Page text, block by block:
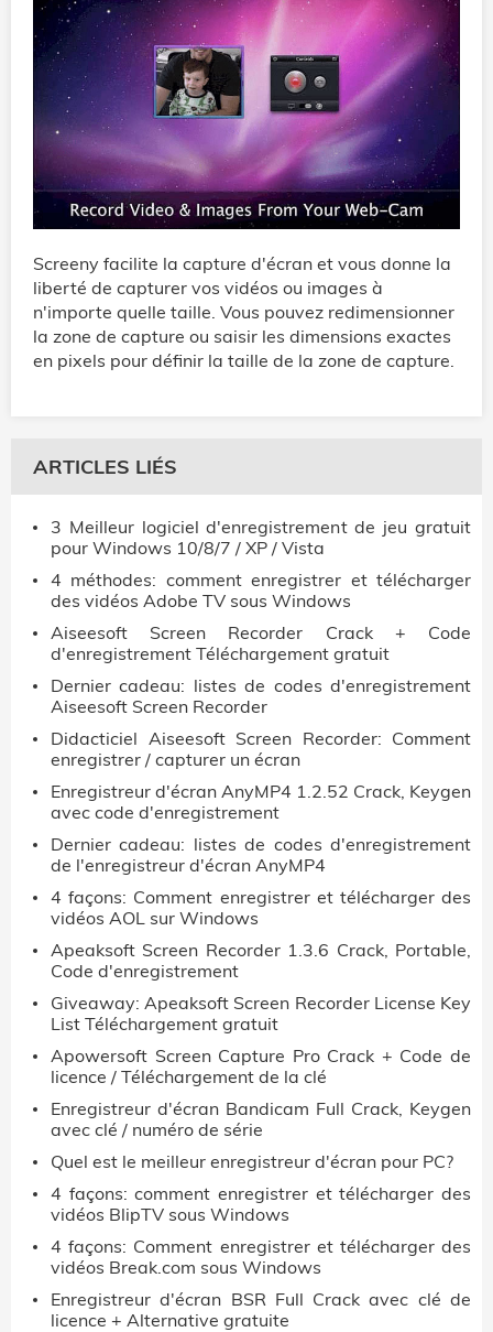
Screeny facilite la capture d'écran et vous donne la
liberté de capturer vos vidéos ou images à
n'importe quelle taille. Vous pouvez redimensionner
la zone de capture ou saisir les dimensions exactes
en pixels pour définir la taille de la zone de capture.
ARTICLES LIÉS
3 Meilleur logiciel d'enregistrement de jeu gratuit
pour Windows 10/8/7 / XP / Vista
4 méthodes: comment enregistrer et télécharger
des vidéos Adobe TV sous Windows
Aiseesoft Screen Recorder Crack + Code
d'enregistrement Téléchargement gratuit
Dernier cadeau: listes de codes d'enregistrement
Aiseesoft Screen Recorder
Didacticiel Aiseesoft Screen Recorder: Comment
enregistrer / capturer un écran
Enregistreur d'écran AnyMP4 1.2.52 Crack, Keygen
avec code d'enregistrement
Dernier cadeau: listes de codes d'enregistrement
de l'enregistreur d'écran AnyMP4
4 façons: Comment enregistrer et télécharger des
vidéos AOL sur Windows
Apeaksoft Screen Recorder 1.3.6 Crack, Portable,
Code d'enregistrement
Giveaway: Apeaksoft Screen Recorder License Key
List Téléchargement gratuit
Apowersoft Screen Capture Pro Crack + Code de
licence / Téléchargement de la clé
Enregistreur d'écran Bandicam Full Crack, Keygen
avec clé / numéro de série
Quel est le meilleur enregistreur d'écran pour PC?
4 façons: comment enregistrer et télécharger des
vidéos BlipTV sous Windows
4 façons: Comment enregistrer et télécharger des
vidéos Break.com sous Windows
Enregistreur d'écran BSR Full Crack avec clé de
licence + Alternative gratuite